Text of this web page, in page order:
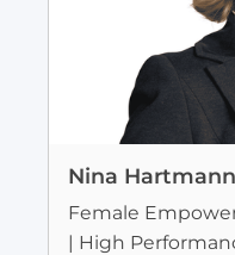
Nina Hartmann
Female
| High